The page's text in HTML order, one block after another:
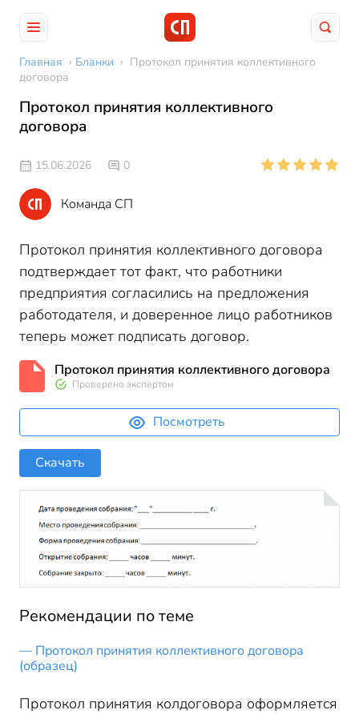
Главная › Бланки › Протокол принятия коллективного
договора
Протокол принятия коллективного
договора
15.06.2026 0
Команда СП
Протокол принятия коллективного договора
подтверждает тот факт, что работники
предприятия согласились на предложения
работодателя, и доверенное лицо работников
теперь может подписать договор.
Протокол принятия коллективного договора
Проверено экспертом
Посмотреть
Скачать
Рекомендации по теме
Протокол принятия коллективного договора
(образец)
Протокол принятия колдоговора оформляется